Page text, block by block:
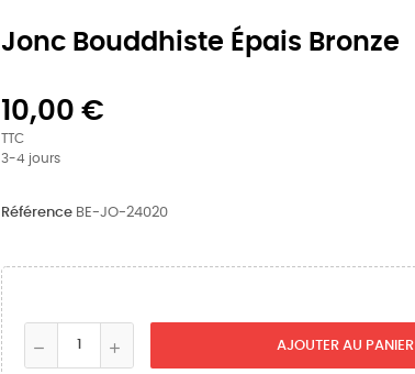
Jonc Bouddhiste Épais Bronze
10,00 €
TTC
3-4 jours
Référence BE-JO-24020
AJOUTER AU PANIER